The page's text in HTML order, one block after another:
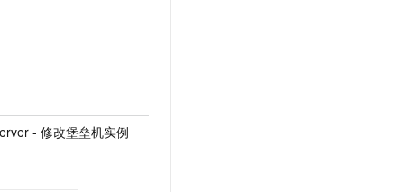
- 修改堡垒机实例